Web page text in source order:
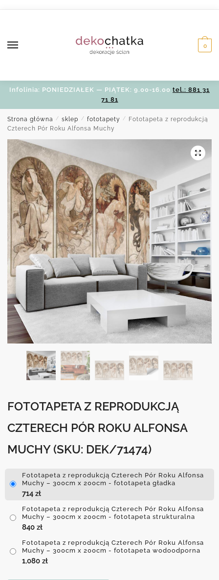
0
Infolinia: PONIEDZIAŁEK — PIĄTEK: 9.00-16.00 tel.: 881 31
71 81
Strona główna / sklep / fototapety /
Fototapeta z reprodukcją
Czterech Pór Roku Alfonsa Muchy
FOTOTAPETA Z REPRODUKCJĄ
CZTERECH PÓR ROKU ALFONSA
MUCHY (SKU: DEK/71474)
Fototapeta z reprodukcją Czterech Pór Roku Alfonsa
Muchy – 300cm x 200cm - fototapeta gładka
714 zł
Fototapeta z reprodukcją Czterech Pór Roku Alfonsa
Muchy – 300cm x 200cm - fototapeta strukturalna
840 zł
Fototapeta z reprodukcją Czterech Pór Roku Alfonsa
Muchy – 300cm x 200cm - fototapeta wodoodporna
1,080 zł